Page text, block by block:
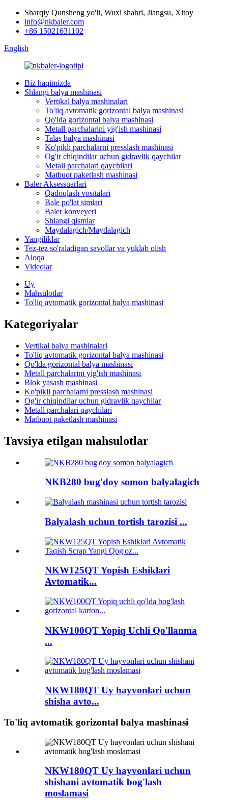
Sharqiy Qunsheng yo'li, Wuxi shahri, Jiangsu, Xitoy
info@nkbaler.com
+86 15021631102
English
Biz haqimizda
Shlangi balya mashinasi
Vertikal balya mashinalari
To'liq avtomatik gorizontal balya mashinasi
Qo'lda gorizontal balya mashinasi
Metall parchalarini yig'ish mashinasi
Talaş balya mashinasi
Ko'pikli parchalarni presslash mashinasi
Og'ir chiqindilar uchun gidravlik qaychilar
Metall parchalari qaychilari
Matbuot paketlash mashinasi
Baler Aksessuarlari
Qadoqlash vositalari
Bale po'lat simlari
Baler konveyeri
Shlangi qismlar
Maydalagich/Maydalagich
Yangiliklar
Tez-tez so'raladigan savollar va yuklab olish
Aloqa
Videolar
Uy
Mahsulotlar
To'liq avtomatik gorizontal balya mashinasi
Kategoriyalar
Vertikal balya mashinalari
To'liq avtomatik gorizontal balya mashinasi
Qo'lda gorizontal balya mashinasi
Metall parchalarini yig'ish mashinasi
Blok yasash mashinasi
Ko'pikli parchalarni presslash mashinasi
Og'ir chiqindilar uchun gidravlik qaychilar
Metall parchalari qaychilari
Matbuot paketlash mashinasi
Tavsiya etilgan mahsulotlar
NKB280 bug'doy somon balyalagich
Balyalash uchun tortish tarozisi ...
NKW125QT Yopish Eshiklari
Avtomatik...
NKW100QT Yopiq Uchli Qo'llanma
...
NKW180QT Uy hayvonlari uchun
shisha avto...
To'liq avtomatik gorizontal balya mashinasi
NKW180QT Uy hayvonlari uchun
shishani avtomatik bog'lash
moslamasi